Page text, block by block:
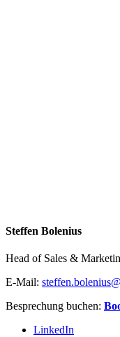
Steffen Bolenius
Head of Sales &
E-Mail:
Besprechung buchen:
LinkedIn